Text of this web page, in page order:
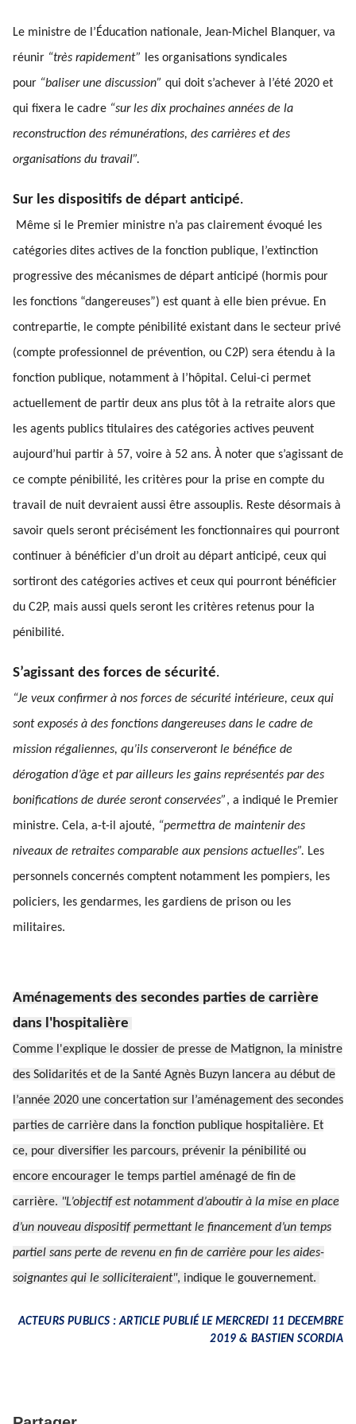
Le ministre de l’Éducation nationale, Jean-Michel Blanquer, va
réunir “très rapidement”
les organisations syndicales
pour “baliser une discussion” qui doit s’achever à l’été 2020 et
qui fixera le cadre “sur les dix prochaines années de la
reconstruction des rémunérations, des carrières et des
organisations du travail”.
Sur les dispositifs de départ anticipé.
Même si le Premier ministre n’a pas clairement évoqué les
catégories dites actives de la fonction publique, l’extinction
progressive des mécanismes de départ anticipé (hormis pour
les fonctions “dangereuses”) est quant à elle bien prévue. En
contrepartie, le compte pénibilité existant dans le secteur privé
(compte professionnel de prévention, ou C2P) sera étendu à la
fonction publique, notamment à l’hôpital. Celui-ci permet
actuellement de partir deux ans plus tôt à la retraite alors que
les agents publics titulaires des catégories actives peuvent
aujourd’hui partir à 57, voire à 52 ans. À noter que s’agissant de
ce compte pénibilité, les critères pour la prise en compte du
travail de nuit devraient aussi être assouplis. Reste désormais à
savoir quels seront précisément les fonctionnaires qui pourront
continuer à bénéficier d’un droit au départ anticipé, ceux qui
sortiront des catégories actives et ceux qui pourront bénéficier
du C2P, mais aussi quels seront les critères retenus pour la
pénibilité.
S’agissant des forces de sécurité.
“Je veux confirmer à nos forces de sécurité intérieure, ceux qui
sont exposés à des fonctions dangereuses dans le cadre de
mission régaliennes, qu’ils conserveront le bénéfice de
dérogation d’âge et par ailleurs les gains représentés par des
bonifications de durée seront conservées”, a indiqué le Premier
ministre. Cela, a-t-il ajouté, “permettra de maintenir des
niveaux de retraites comparable aux pensions actuelles”. Les
personnels concernés comptent notamment les pompiers, les
policiers, les gendarmes, les gardiens de prison ou les
militaires.
Aménagements des secondes parties de carrière
dans l'hospitalière
Comme l'explique le dossier de presse de Matignon, la ministre
des Solidarités et de la Santé Agnès Buzyn lancera au début de
l’année 2020 une concertation sur l’aménagement des secondes
parties de carrière dans la fonction publique hospitalière. Et
ce, pour diversifier les parcours, prévenir la pénibilité ou
encore encourager le temps partiel aménagé de fin de
carrière. "L’objectif est notamment d’aboutir à la mise en place
d’un nouveau dispositif permettant le financement d’un temps
partiel sans perte de revenu en fin de carrière pour les aides-
soignantes qui le solliciteraient", indique le gouvernement.
ACTEURS PUBLICS : ARTICLE PUBLIÉ LE MERCREDI 11 DECEMBRE
2019 & BASTIEN SCORDIA